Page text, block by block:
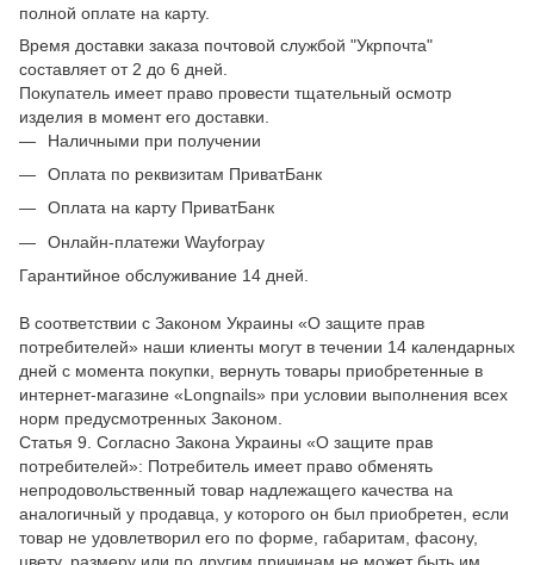
полной оплате на карту.
Время доставки заказа почтовой службой "Укрпочта"
составляет от 2 до 6 дней.
Покупатель имеет право провести тщательный осмотр
изделия в момент его доставки.
Наличными при получении
Оплата по реквизитам ПриватБанк
Оплата на карту ПриватБанк
Онлайн-платежи Wayforpay
Гарантийное обслуживание 14 дней.
В соответствии с Законом Украины «О защите прав
потребителей» наши клиенты могут в течении 14 календарных
дней с момента покупки, вернуть товары приобретенные в
интернет-магазине «Longnails» при условии выполнения всех
норм предусмотренных Законом.
Статья 9. Согласно Закона Украины «О защите прав
потребителей»: Потребитель имеет право обменять
непродовольственный товар надлежащего качества на
аналогичный у продавца, у которого он был приобретен, если
товар не удовлетворил его по форме, габаритам, фасону,